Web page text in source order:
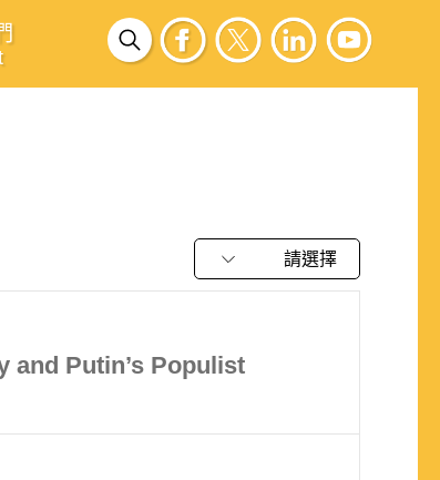
請選擇
and Putin’s Populist